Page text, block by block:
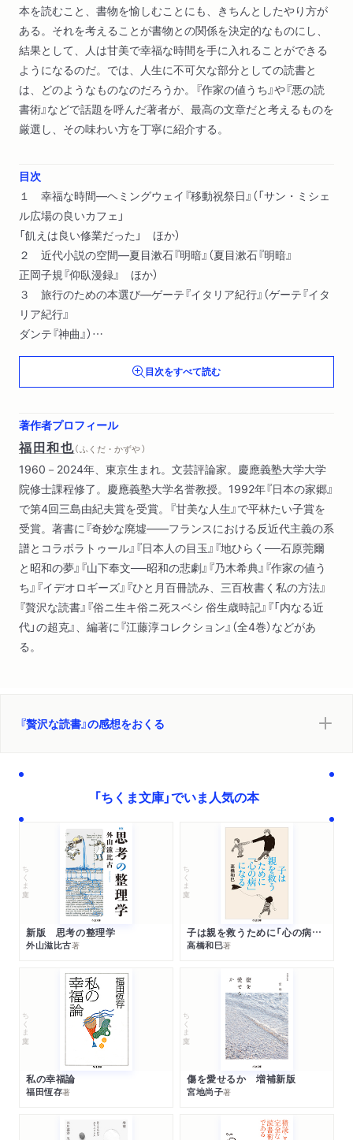
本を読むこと、書物を愉しむことにも、きちんとしたやり方が
ある。それを考えることが書物との関係を決定的なものにし、
結果として、人は甘美で幸福な時間を手に入れることができる
ようになるのだ。では、人生に不可欠な部分としての読書と
は、どのようなものなのだろうか。『作家の値うち』や『悪の読
書術』などで話題を呼んだ著者が、最高の文章だと考えるものを
厳選し、その味わい方を丁寧に紹介する。
目次
１ 幸福な時間―ヘミングウェイ『移動祝祭日』（「サン・ミシェ
ル広場の良いカフェ」
「飢えは良い修業だった」 ほか）
２ 近代小説の空間―夏目漱石『明暗』（夏目漱石『明暗』
正岡子規『仰臥漫録』 ほか）
３ 旅行のための本選び―ゲーテ『イタリア紀行』（ゲーテ『イタ
リア紀行』
ダンテ『神曲』）
４ 読みたくなる古典―咲き合う美の連鎖（『古事記』
５ 甘美な場所で―ほろ酔い本（イーヴリン・ウォー『ブライヅ
西村康彦『龍あらわる 中華怪有篇』 ほか）
目次をすべて読む
著作者プロフィール
福田和也（ ふくだ・かずや ）
1960－2024年、東京生まれ。文芸評論家。慶應義塾大学大学
院修士課程修了。慶應義塾大学名誉教授。1992年『日本の家郷』
で第4回三島由紀夫賞を受賞。『甘美な人生』で平林たい子賞を
受賞。著書に『奇妙な廃墟――フランスにおける反近代主義の系
譜とコラボラトゥール』『日本人の目玉』『地ひらく──石原莞爾
と昭和の夢』『山下奉文──昭和の悲劇』『乃木希典』『作家の値う
ち』『イデオロギーズ』『ひと月百冊読み、三百枚書く私の方法』
『贅沢な読書』『俗ニ生キ俗ニ死スベシ 俗生歳時記』『「内なる近
代」の超克』、編著に『江藤淳コレクション』（全4巻）などがあ
る。
『贅沢な読書』の感想をおくる
「ちくま文庫」でいま人気の本
ちくま文庫
新版 思考の整理学
外山滋比古著
ちくま文庫
子は親を救うために「心の病」になる
高橋和巳著
ちくま文庫
私の幸福論
福田恆存著
ちくま文庫
傷を愛せるか 増補新版
宮地尚子著